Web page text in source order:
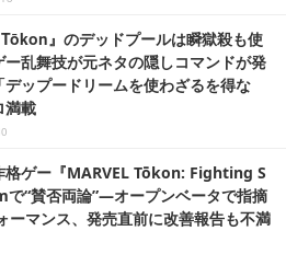
Tōkon』のデッドプールは瞬獄殺も使
ー乱舞技が元ネタの隠しコマンドが発
デップードリームを使わざるを得な
満載
格ゲー『MARVEL Tōkon: Fighting S
“賛否両論”―オープンベータで指摘
ーマンス、発売直前に改善報告も不満